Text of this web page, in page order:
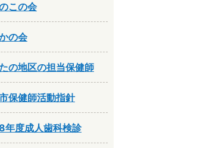
この会
の会
の地区の担当保健師
保健師活動指針
年度成人歯科検診